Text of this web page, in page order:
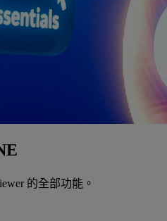
的全部功能。